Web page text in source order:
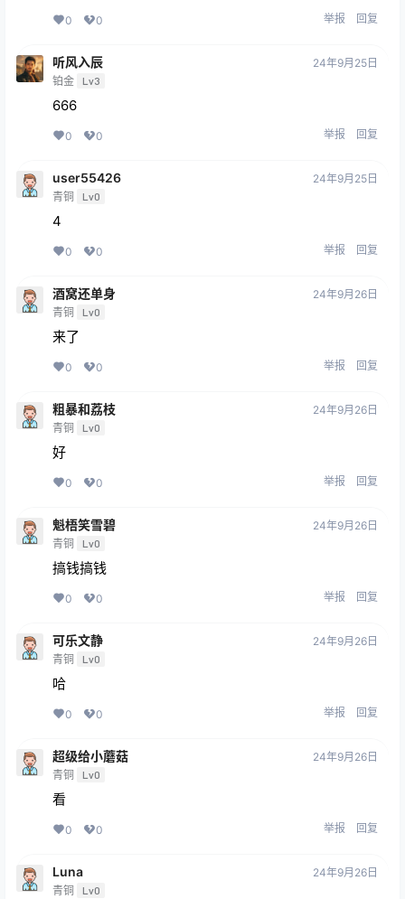
0 0 举报 回复
听风入辰
铂金 Lv3
24年9月25日
666
0 0 举报 回复
user55426
青铜 Lv0
24年9月25日
4
0 0 举报 回复
酒窝还单身
青铜 Lv0
24年9月26日
来了
0 0 举报 回复
粗暴和荔枝
青铜 Lv0
24年9月26日
好
0 0 举报 回复
魁梧笑雪碧
青铜 Lv0
24年9月26日
搞钱搞钱
0 0 举报 回复
可乐文静
青铜 Lv0
24年9月26日
哈
0 0 举报 回复
超级给小蘑菇
青铜 Lv0
24年9月26日
看
0 0 举报 回复
Luna
青铜 Lv0
24年9月26日